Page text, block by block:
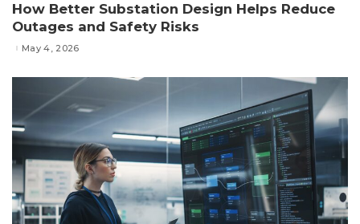
How Better Substation Design Helps Reduce
Outages and Safety Risks
May 4, 2026